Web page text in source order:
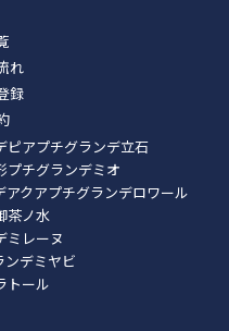
れ
録
ピアプチグランデ立石
プチグランデミオ
アクアプチグランデロワール
茶ノ水
ミレーヌ
ンデミヤビ
トール